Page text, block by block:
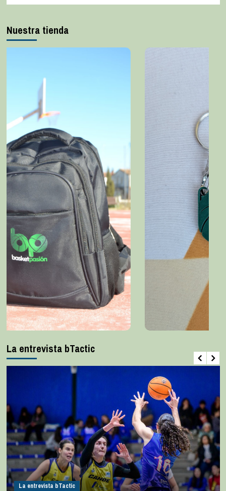
Nuestra tienda
La entrevista bTactic
La entrevista bTactic